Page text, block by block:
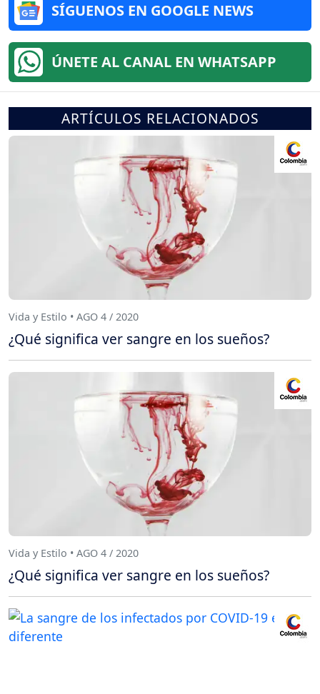
SÍGUENOS EN GOOGLE NEWS
ÚNETE AL CANAL EN WHATSAPP
ARTÍCULOS RELACIONADOS
Vida y Estilo • AGO 4 / 2020
¿Qué significa ver sangre en los sueños?
Vida y Estilo • AGO 4 / 2020
¿Qué significa ver sangre en los sueños?